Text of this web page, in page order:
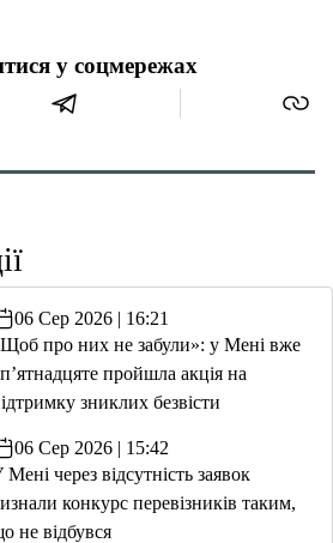
у соцмережах
06 Сер 2026 | 16:21
про них не забули»: у Мені вже
пройшла акція на
зниклих безвісти
06 Сер 2026 | 15:42
Мені через відсутність заявок
конкурс перевізників таким,
не відбувся